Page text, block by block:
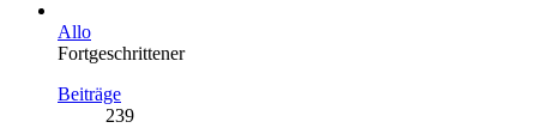
Allo
Fortgeschrittener
Beiträge
239